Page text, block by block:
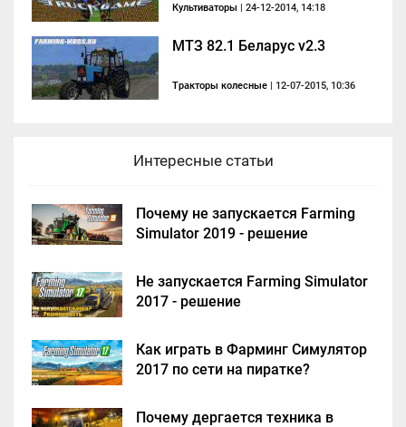
Культиваторы | 24-12-2014, 14:18
МТЗ 82.1 Беларус v2.3
Тракторы колесные | 12-07-2015, 10:36
Интересные статьи
Почему не запускается Farming
Simulator 2019 - решение
Не запускается Farming Simulator
2017 - решение
Как играть в Фарминг Симулятор
2017 по сети на пиратке?
Почему дергается техника в